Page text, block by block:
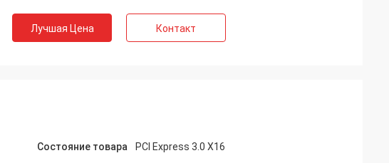
Лучшая Цена Контакт
Состояние товара PCI Express 3.0 X16